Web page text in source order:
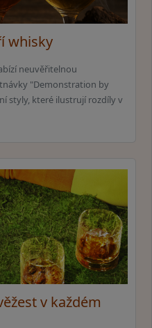
whisky
neuvěřitelnou
"Demonstration by
styly, které ilustrují rozdíly v
v každém